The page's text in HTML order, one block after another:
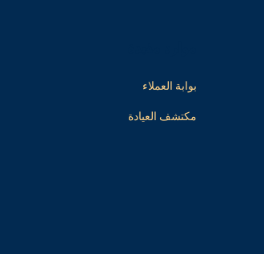
بوابة العملاء
مكتشف العيادة